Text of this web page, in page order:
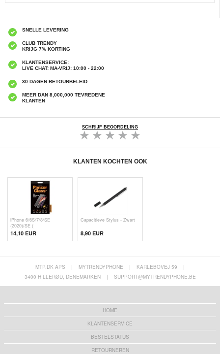
SNELLE LEVERING
CLUB TRENDY
KRIJG 7% KORTING
KLANTENSERVICE:
LIVE CHAT: MA-VRIJ: 10:00 - 22:00
30 DAGEN RETOURBELEID
MEER DAN 8,000,000 TEVREDENE
KLANTEN
SCHRIJF BEOORDELING
KLANTEN KOCHTEN OOK
iPhone 6/6S/7/8/SE
(2020)/SE (
14,10 EUR
Capacitieve Stylus - Zwart
8,90 EUR
MTP.DK APS | MYTRENDYPHONE | KARLEBOVEJ 59
|
3400 HILLERØD, DENEMARKEN
| SUPPORT@MYTRENDYPHONE.BE
HOME
KLANTENSERVICE
BESTELSTATUS
RETOURNEREN